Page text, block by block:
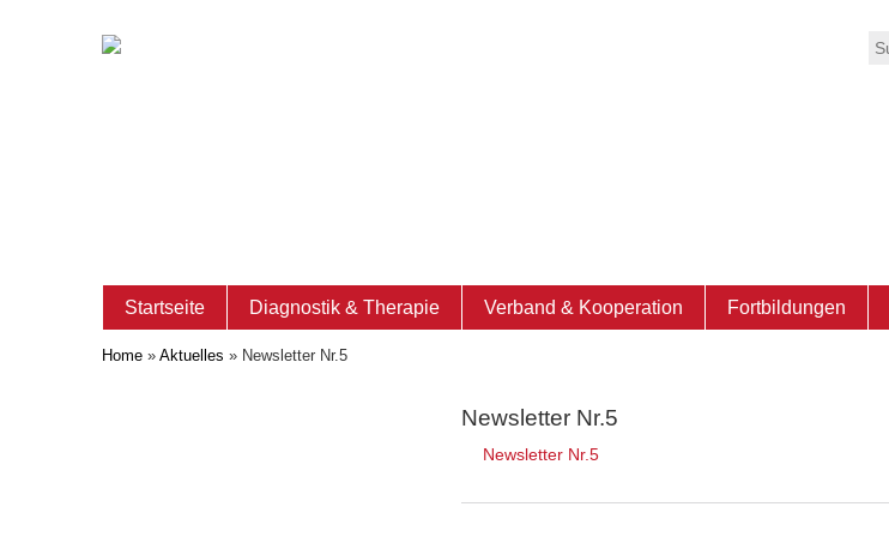
Startseite Diagnostik & Therapie Verband & Kooperation Fortbildungen
Home » Aktuelles » Newsletter Nr.5
Newsletter Nr.5
Newsletter Nr.5